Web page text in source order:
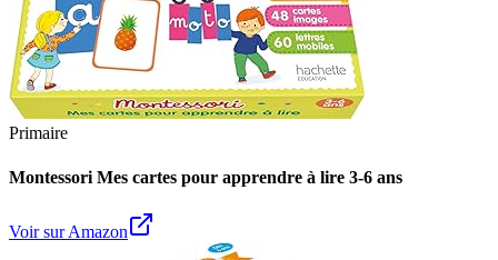
Primaire
Montessori Mes cartes pour apprendre à lire 3-6 ans
Voir sur Amazon